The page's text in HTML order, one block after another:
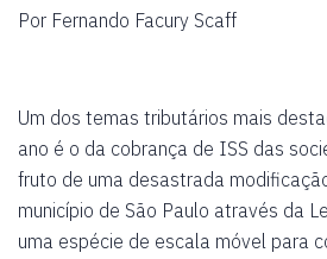
Por Fernando Facury Scaff
Um dos temas tributários mais
ano é o da cobrança de ISS das
fruto de uma desastrada
município de São Paulo através da
uma espécie de escala móvel para